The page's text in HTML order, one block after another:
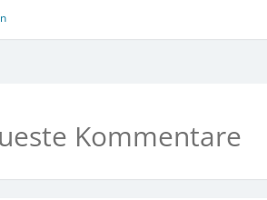
Kommentare